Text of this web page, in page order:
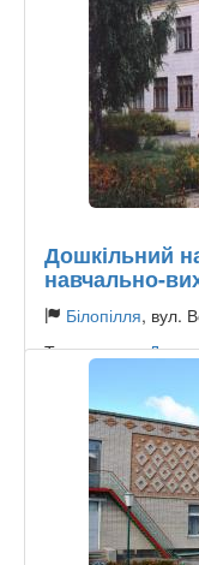
Дошкільний
навчально-
Білопілля, вул.
Тип садочку: